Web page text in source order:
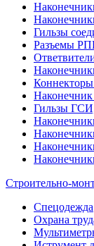
Гильзы
Разъемы
Гильзы
Строительно-
Спецодежда
Охрана